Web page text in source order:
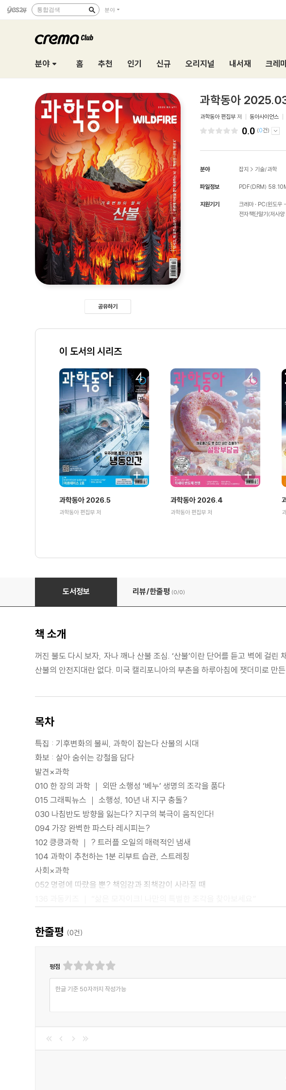
통합검색 분야
분야 홈 추천 인기 신규 오리지널 내서재 크레
공유하기
과학동아
과학동아 편집부 저 동아사이언스
0.0 (0건)
분야 잡지 > 기술/과학
파일정보 PDF(DRM)
지원기기 크레마 PC(윈도우
전자책단말기(저사
이 도서의 시리즈
과학동아 2026.5
과학동아 편집부 저
과학동아 2026.4
과학동아 편집부 저
과학동아 2025.03
도서정보 리뷰/한줄평 (0/0)
책 소개
꺼진 불도 다시 보자, 자나 깨나 산불 조심. ‘산불’이란 단어를 듣고 벽에 걸
산불의 안전지대란 없다. 미국 캘리포니아의 부촌을 하루아침에 잿더미로 만
목차
특집 : 기후변화의 불씨, 과학이 잡는다 산불의 시대
화보 : 살아 숨쉬는 강철을 담다
발견×과학
010 한 장의 과학 ｜ 외딴 소행성 ‘베누’ 생명의 조각을 품다
015 그래픽뉴스 ｜ 소행성, 10년 내 지구 충돌?
030 나침반도 방향을 잃는다? 지구의 북극이 움직인다!
094 가장 완벽한 파스타 레시피는?
102 킁킁과학 ｜ ? 트러플 오일의 매력적인 냄새
104 과학이 추천하는 1분 리부트 습관, 스트레칭
사회×과학
052 명령에 따랐을 뿐? 책임감과 죄책감이 사라질 때
108 내가 만난 멸종위기종 ｜ ? 구상나무
미래×과학
026 우리도 고래를 따라갈 수 있을까? 딥시크가 이끄는 새로운 AI 항로
060 스타십 vs. 뉴글렌 우주를 제패할 초거대 로켓 맞대결
130 미리 만나는 노벨상 ｜ ? 공간생물학
한줄평 (0건)
평점
한글 기준 50자까지 작성가능